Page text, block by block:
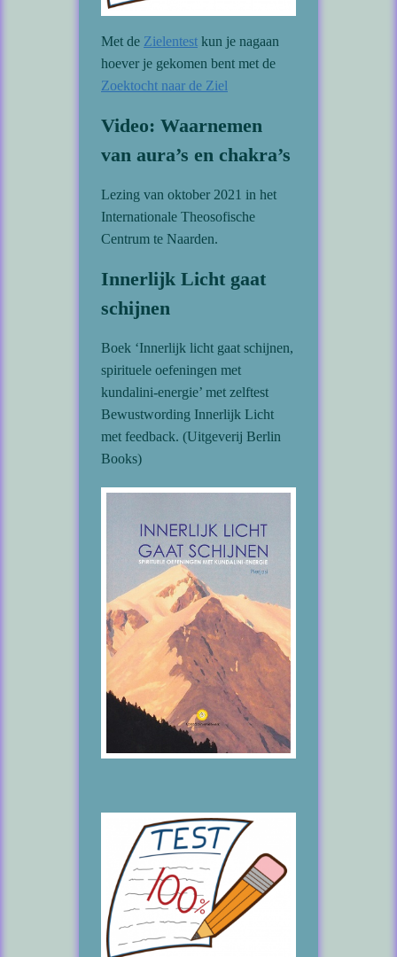
Met de Zielentest kun je nagaan
hoever je gekomen bent met de
Zoektocht naar de Ziel
Video: Waarnemen
van aura’s en chakra’s
Lezing van oktober 2021 in het
Internationale Theosofische
Centrum te Naarden.
Innerlijk Licht gaat
schijnen
Boek ‘Innerlijk licht gaat schijnen,
spirituele oefeningen met
kundalini-energie’ met zelftest
Bewustwording Innerlijk Licht
met feedback. (Uitgeverij Berlin
Books)